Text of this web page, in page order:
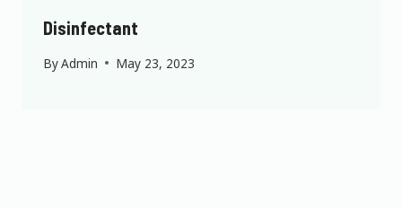
Disinfectant
ByAdmin May 23, 2023